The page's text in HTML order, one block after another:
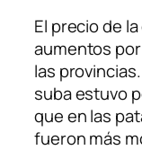
El precio de
aumentos por
las
suba estuvo
que en las
fueron más